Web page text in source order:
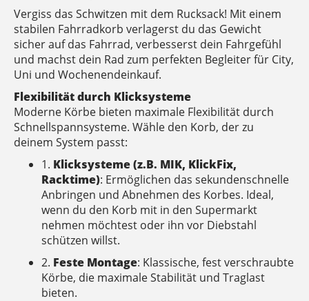
Vergiss das Schwitzen mit dem Rucksack! Mit einem
stabilen Fahrradkorb verlagerst du das Gewicht
sicher auf das Fahrrad, verbesserst dein Fahrgefühl
und machst dein Rad zum perfekten Begleiter für City,
Uni und Wochenendeinkauf.
Flexibilität durch Klicksysteme
Moderne Körbe bieten maximale Flexibilität durch
Schnellspannsysteme. Wähle den Korb, der zu
deinem System passt:
1. Klicksysteme (z.B. MIK, KlickFix,
Racktime): Ermöglichen das sekundenschnelle
Anbringen und Abnehmen des Korbes. Ideal,
wenn du den Korb mit in den Supermarkt
nehmen möchtest oder ihn vor Diebstahl
schützen willst.
2. Feste Montage: Klassische, fest verschraubte
Körbe, die maximale Stabilität und Traglast
bieten.